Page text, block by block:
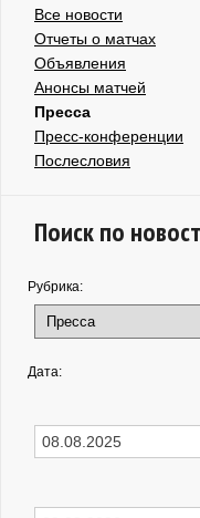
Все новости
Отчеты о матчах
Объявления
Анонсы матчей
Пресса
Пресс-конференции
Послесловия
Поиск по
Рубрика:
Дата: